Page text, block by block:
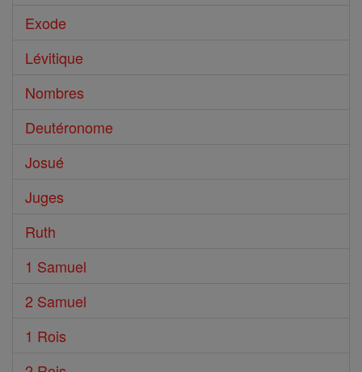
Exode
Lévitique
Nombres
Deutéronome
Josué
Juges
Ruth
1 Samuel
2 Samuel
1 Rois